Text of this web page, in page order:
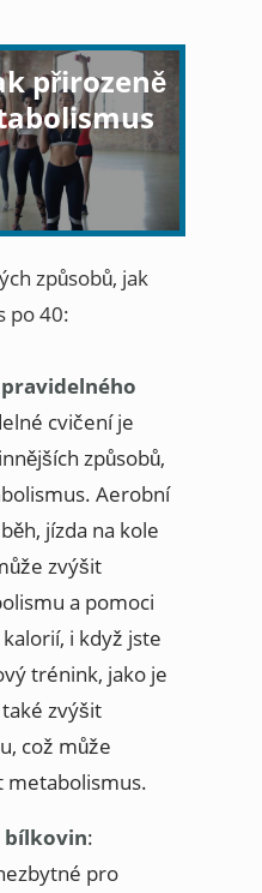
přirozeně
způsobů, jak
po 40:
cvičení je
způsobů,
Aerobní
jízda na kole
zvýšit
a pomoci
i když jste
trénink, jako je
zvýšit
což může
metabolismus.
bílkovin:
pro